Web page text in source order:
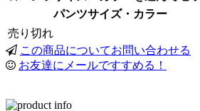
パンツサイズ・カラー
売り切れ
この商品についてお問い合わせる
お友達にメールですすめる！